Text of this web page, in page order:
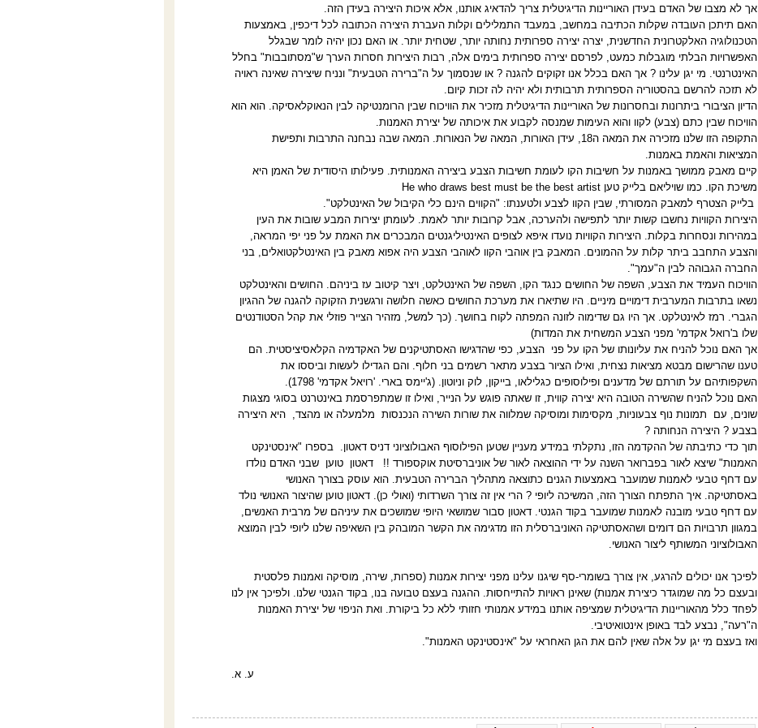
אך לא מצבו של האדם בעידן האוריינות הדיגיטלית צריך להדאיג אותנו, אלא איכות היצירה בעידן הזה.
האם תיתכן העובדה שקלות הכתיבה במחשב, במעבד התמלילים וקלות העברת היצירה הכתובה לכל דיכפין, באמצעות
הטכנולוגיה האלקטרונית החדשנית, יצרה יצירה ספרותית נחותה יותר, שטחית יותר. או האם נכון יהיה לומר שבגלל
האפשרויות הבלתי מוגבלות כמעט, לפרסם יצירה ספרותית בימים אלה, רבות היצירות חסרות הערך ש"מסתובבות" בחלל
האינטרנטי. מי יגן עלינו ? אך האם בכלל אנו זקוקים להגנה ? או שנסמוך על ה"ברירה הטבעית" ונניח שיצירה שאינה ראויה
לא תזכה להרשם בהסטוריה הספרותית תרבותית ולא יהיה לה זכות קיום.
הדיון הציבורי ביתרונות ובחסרונות של האוריינות הדיגיטלית מזכיר את הוויכוח שבין הרומנטיקה לבין הנאוקלאסיקה. הוא הוא
הוויכוח שבין כתם (צבע) לקוו והוא העימות שמנסה לקבוע את איכותה של יצירת האמנות.
התקופה הזו שלנו מזכירה את המאה ה18, עידן האורות, המאה של הנאורות. המאה שבה נבחנה התרבות ותפישת
המציאות והאמת באמנות.
קיים מאבק ממושך באמנות על חשיבות הקו לעומת חשיבות הצבע ביצירה האמנותית. פעילותו היסודית של האמן היא
משיכת הקו. כמו שויליאם בלייק טען He who draws best must be the best artist
בלייק הצטרף למאבק המסורתי, שבין הקוו לצבע ולטענתו: "הקווים הינם כלי הקיבול של האינטלקט".
היצירות הקוויות נחשבו קשות יותר לתפישה ולהערכה, אבל קרובות יותר לאמת. לעומתן יצירות המבע שובות את העין
במהירות ונסחרות בקלות. היצירות הקוויות נועדו איפא לצופים האינטיליגנטים המבכרים את האמת על פני יפי המראה,
והצבע התחבב ביתר קלות על ההמונים. המאבק בין אוהבי הקוו לאוהבי הצבע היה אפוא מאבק בין האינטלקטואלים, בני
החברה הגבוהה לבין ה"עמך".
הוויכוח העמיד את הצבע, השפה של החושים כנגד הקו, השפה של האינטלקט, ויצר קיטוב עז ביניהם. החושים והאינטלקט
נשאו בתרבות המערבית דימויים מיניים. היו שתיארו את מערכת החושים כאשה חלושה ורגשנית הזקוקה להגנה של ההגיון
הגברי. רמז לאינטלקט. אך היו גם שדימוה לזונה המפתה לקוח בחושך. (כך למשל, מזהיר הצייר פוזלי את קהל הסטודנטים
שלו ב'רואל אקדמי' מפני הצבע המשחית את המדות)
אך האם נוכל להניח את עליונותו של הקו על פני הצבע, כפי שהדגישו האסתטיקנים של האקדמיה הקלאסיציסטית. הם
טענו שהרישום מבטא מציאות נצחית, ואילו הציור בצבע מתאר רשמים בני חלוף. והם הגדילו לעשות וביססו את
השקפותיהם על תורתם של מדענים ופילוסופים כגלילאו, בייקון, לוק וניוטון. (ג'יימס בארי. 'רויאל אקדמי' 1798).
האם נוכל להניח שהשירה הטובה היא יצירה קווית, זו שאתה פוגש על הנייר, ואילו זו שמתפרסמת באינטרנט בסוגי מצגות
שונים, עם
תמונות נוף צבעוניות, מקסימות ומוסיקה שמלווה את שורות השירה הנכנסות מלמעלה או מהצד, היא היצירה
בצבע ? היצירה הנחותה ?
תוך כדי כתיבתה של ההקדמה הזו, נתקלתי במידע מעניין שטען הפילוסוף האבולוציוני דניס דאטון. בספרו "אינסטינקט
האמנות" שיצא לאור בפברואר השנה על ידי ההוצאה לאור של אוניברסיטת אוקספורד !!
דאטון טוען שבני האדם נולדו
עם דחף טבעי לאמנות שמועבר באמצעות הגנים כתוצאה מתהליך הברירה הטבעית. הוא עוסק בצורך האנושי
באסתטיקה. איך התפתח הצורך הזה, המשיכה ליופי ? הרי אין זה צורך השרדותי (ואולי כן). דאטון טוען שהיצור האנושי נולד
עם דחף טבעי מובנה לאמנות שמועבר בקוד הגנטי. דאטון סבור שמושאי היופי שמושכים את עיניהם של מרבית האנשים,
במגוון תרבויות הם דומים ושהאסתטיקה האוניברסלית הזו מדגימה את הקשר המובהק בין השאיפה שלנו ליופי לבין המוצא
האבולוציוני המשותף ליצור האנושי.
לפיכך אנו יכולים להרגע, אין צורך בשומרי-סף שיגנו עלינו מפני יצירות אמנות (ספרות, שירה, מוסיקה ואמנות פלסטית
ובעצם כל מה שמוגדר כיצירת אמנות) שאינן ראויות להתייחסות. ההגנה בעצם טבועה בנו, בקוד הגנטי שלנו. ולפיכך אין לנו
לפחד כלל מהאוריינות הדיגיטלית שמציפה אותנו במידע אמנותי חזותי ללא כל ביקורת. ואת הניפוי של יצירת האמנות
ה"רעה", נבצע לבד באופן אינטואיטיבי.
ואז בעצם מי יגן על אלה שאין להם את הגן האחראי על "אינסטינקט האמנות".
ע. א.